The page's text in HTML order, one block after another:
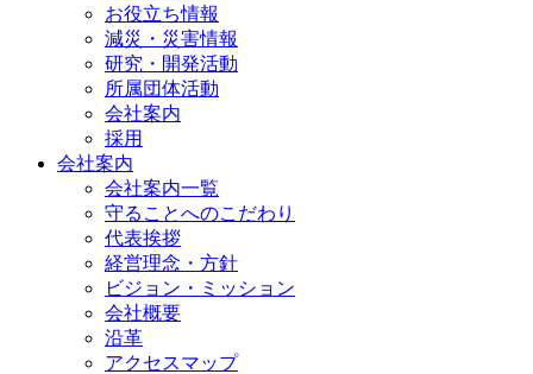
お役立ち情報
減災・災害情報
研究・開発活動
所属団体活動
会社案内
採用
会社案内
会社案内一覧
守ることへのこだわり
代表挨拶
経営理念・方針
ビジョン・ミッション
会社概要
沿革
アクセスマップ